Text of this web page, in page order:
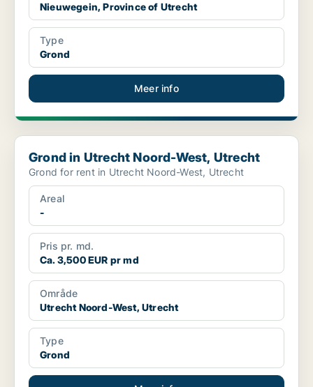
Nieuwegein, Province of Utrecht
Type
Grond
Meer info
Grond in Utrecht Noord-West, Utrecht
Grond in Utrecht Noord-West, Utrecht
Grond for rent in Utrecht Noord-West, Utrecht
Areal
-
Pris pr. md.
Ca. 3,500 EUR pr md
Område
Utrecht Noord-West, Utrecht
Type
Grond